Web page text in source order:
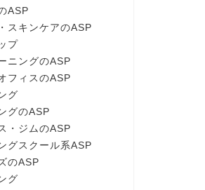
ASP
スキンケアのASP
プ
ニングのASP
フィスのASP
グ
グのASP
・ジムのASP
グスクール系ASP
のASP
グ